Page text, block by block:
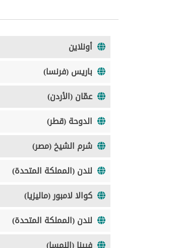
أونلاين
باريس (فرنسا)
عمّان (الأردن)
الدوحة (قطر)
شرم الشيخ (مصر)
لندن (المملكة المتحدة)
كوالا لامبور (ماليزيا)
لندن (المملكة المتحدة)